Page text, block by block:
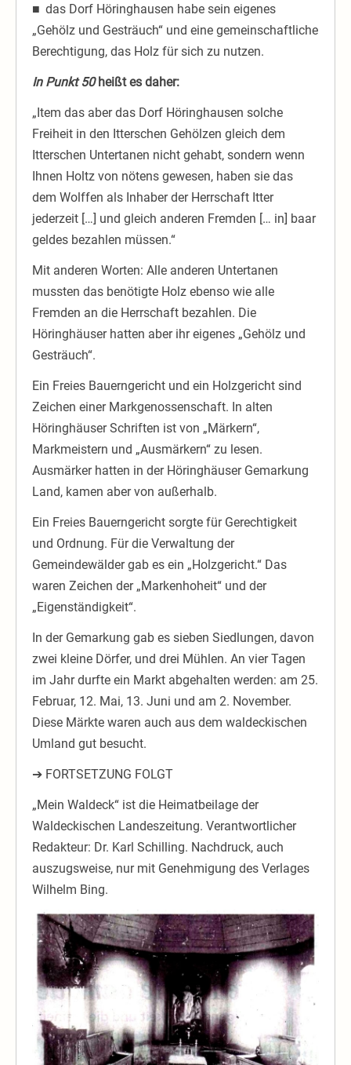
■ das Dorf Höringhausen habe sein eigenes
„Gehölz und Gesträuch“ und eine gemeinschaftliche
Berechtigung, das Holz für sich zu nutzen.
In Punkt 50heißt es daher:
„Item das aber das Dorf Höringhausen solche
Freiheit in den Itterschen Gehölzen gleich dem
Itterschen Untertanen nicht gehabt, sondern wenn
Ihnen Holtz von nötens gewesen, haben sie das
dem Wolffen als Inhaber der Herrschaft Itter
jederzeit […] und gleich anderen Fremden [… in] baar
geldes bezahlen müssen.“
Mit anderen Worten: Alle anderen Untertanen
mussten das benötigte Holz ebenso wie alle
Fremden an die Herrschaft bezahlen. Die
Höringhäuser hatten aber ihr eigenes „Gehölz und
Gesträuch“.
Ein Freies Bauerngericht und ein Holzgericht sind
Zeichen einer Markgenossenschaft. In alten
Höringhäuser Schriften ist von „Märkern“,
Markmeistern und „Ausmärkern“ zu lesen.
Ausmärker hatten in der Höringhäuser Gemarkung
Land, kamen aber von außerhalb.
Ein Freies Bauerngericht sorgte für Gerechtigkeit
und Ordnung. Für die Verwaltung der
Gemeindewälder gab es ein „Holzgericht.“ Das
waren Zeichen der „Markenhoheit“ und der
„Eigenständigkeit“.
In der Gemarkung gab es sieben Siedlungen, davon
zwei kleine Dörfer, und drei Mühlen. An vier Tagen
im Jahr durfte ein Markt abgehalten werden: am 25.
Februar, 12. Mai, 13. Juni und am 2. November.
Diese Märkte waren auch aus dem waldeckischen
Umland gut besucht.
➔ FORTSETZUNG FOLGT
„Mein Waldeck“ ist die Heimatbeilage der
Waldeckischen Landeszeitung. Verantwortlicher
Redakteur: Dr. Karl Schilling. Nachdruck, auch
auszugsweise, nur mit Genehmigung des Verlages
Wilhelm Bing.